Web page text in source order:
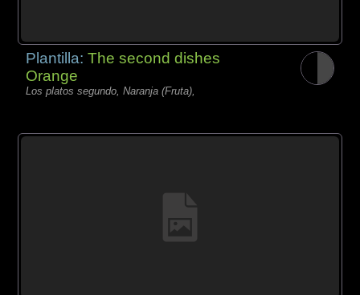
Plantilla:The second dishes
Orange
Los platos segundo, Naranja (Fruta),